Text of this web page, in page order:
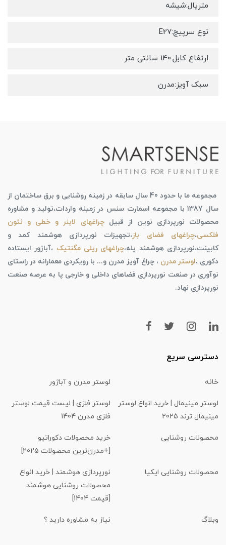
متریال:شیشه
نوع سرپیچ:E27
ارتفاع کابل:140 سانتی متر
سبک آویز:مدرن
مجموعه ما با حدود 40 سال سابقه در زمینه روشنایی و برق ساختمان از
سال 1387 با مجموعه اسمارت سنس در زمینه واردات،تولید و مشاوره
محصولات نورپردازی نوین از قبیلچراغهای لاینر و خطی و نئون
فلکسی،چراغهای فضای باز،تجهیزات نورپردازی هوشمند کمد و
کابینت،نورپردازی هوشمند پله،چراغهای ریلی مگنتیک ،آباژور ایستاده
دکوری ،لوستر مدرن ، چراغ آویز مدرن و... با رویکردی معمارانه در راستای
نوآوری در صنعت نورپردازی فضاهای داخلی و خارجی پا به عرصه صنعت
نورپردازی نهاد.
دسترسی سریع
خانه لوستر مدرن و آباژور
لوستر مینیمال | خرید انواع لوستر
مینیمال ترند 2025
لوستر فلزی | لیست قیمت لوستر
فلزی مدرن 1404
محصولات روشنایی
خرید محصولات دکوراتیو
[+مدرن‌ترین محصولات 2025]
محصولات روشنایی ایکیا
نورپردازی هوشمند | خرید انواع
محصولات روشنایی هوشمند
[قیمت 1404]
وبلاگ نیاز به مشاوره دارید ؟